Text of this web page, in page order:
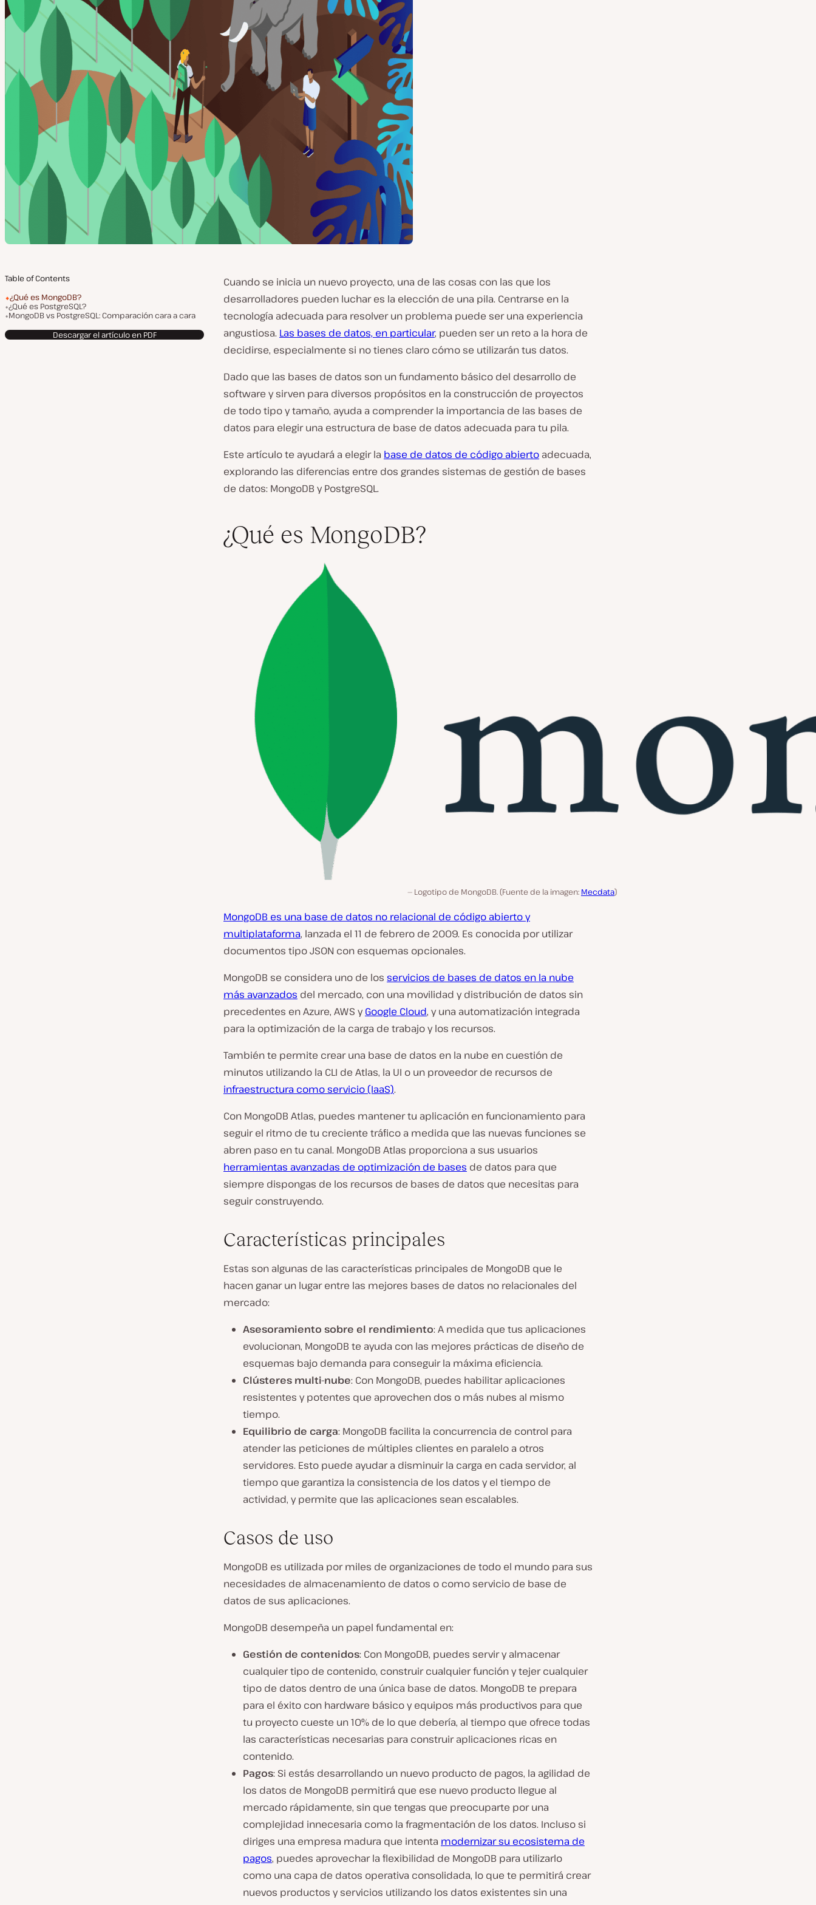
Table of Contents
¿Qué es MongoDB?
¿Qué es PostgreSQL?
MongoDB vs PostgreSQL: Comparación cara a cara
Descargar el artículo en PDF
Cuando se inicia un nuevo proyecto, una de las cosas con las que los
desarrolladores pueden luchar es la elección de una pila. Centrarse en la
tecnología adecuada para resolver un problema puede ser una experiencia
angustiosa. Las bases de datos, en particular, pueden ser un reto a la hora de
decidirse, especialmente si no tienes claro cómo se utilizarán tus datos.
Dado que las bases de datos son un fundamento básico del desarrollo de
software y sirven para diversos propósitos en la construcción de proyectos
de todo tipo y tamaño, ayuda a comprender la importancia de las bases de
datos para elegir una estructura de base de datos adecuada para tu pila.
Este artículo te ayudará a elegir la base de datos de código abierto adecuada,
explorando las diferencias entre dos grandes sistemas de gestión de bases
de datos: MongoDB y PostgreSQL.
¿Qué es MongoDB?
Logotipo de MongoDB. (Fuente de la imagen: Mecdata)
MongoDB es una base de datos no relacional de código abierto y
multiplataforma, lanzada el 11 de febrero de 2009. Es conocida por utilizar
documentos tipo JSON con esquemas opcionales.
MongoDB se considera uno de los servicios de bases de datos en la nube
más avanzados del mercado, con una movilidad y distribución de datos sin
precedentes en Azure, AWS yGoogle Cloud, y una automatización integrada
para la optimización de la carga de trabajo y los recursos.
También te permite crear una base de datos en la nube en cuestión de
minutos utilizando la CLI de Atlas, la UI o un proveedor de recursos de
infraestructura como servicio (IaaS).
Con MongoDB Atlas, puedes mantener tu aplicación en funcionamiento para
seguir el ritmo de tu creciente tráfico a medida que las nuevas funciones se
abren paso en tu canal. MongoDB Atlas proporciona a sus usuarios
herramientas avanzadas de optimización de bases de datos para que
siempre dispongas de los recursos de bases de datos que necesitas para
seguir construyendo.
Características principales
Estas son algunas de las características principales de MongoDB que le
hacen ganar un lugar entre las mejores bases de datos no relacionales del
mercado:
Asesoramiento sobre el rendimiento: A medida que tus aplicaciones
evolucionan, MongoDB te ayuda con las mejores prácticas de diseño de
esquemas bajo demanda para conseguir la máxima eficiencia.
Clústeres multi-nube: Con MongoDB, puedes habilitar aplicaciones
resistentes y potentes que aprovechen dos o más nubes al mismo
tiempo.
Equilibrio de carga: MongoDB facilita la concurrencia de control para
atender las peticiones de múltiples clientes en paralelo a otros
servidores. Esto puede ayudar a disminuir la carga en cada servidor, al
tiempo que garantiza la consistencia de los datos y el tiempo de
actividad, y permite que las aplicaciones sean escalables.
Casos de uso
MongoDB es utilizada por miles de organizaciones de todo el mundo para sus
necesidades de almacenamiento de datos o como servicio de base de
datos de sus aplicaciones.
MongoDB desempeña un papel fundamental en:
Gestión de contenidos: Con MongoDB, puedes servir y almacenar
cualquier tipo de contenido, construir cualquier función y tejer cualquier
tipo de datos dentro de una única base de datos. MongoDB te prepara
para el éxito con hardware básico y equipos más productivos para que
tu proyecto cueste un 10% de lo que debería, al tiempo que ofrece todas
las características necesarias para construir aplicaciones ricas en
contenido.
Pagos: Si estás desarrollando un nuevo producto de pagos, la agilidad de
los datos de MongoDB permitirá que ese nuevo producto llegue al
mercado rápidamente, sin que tengas que preocuparte por una
complejidad innecesaria como la fragmentación de los datos. Incluso si
diriges una empresa madura que intenta modernizar su ecosistema de
pagos, puedes aprovechar la flexibilidad de MongoDB para utilizarlo
como una capa de datos operativa consolidada, lo que te permitirá crear
nuevos productos y servicios utilizando los datos existentes sin una